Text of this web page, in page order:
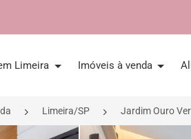
Limeira Imóveis à venda
Limeira/SP Jardim Ouro